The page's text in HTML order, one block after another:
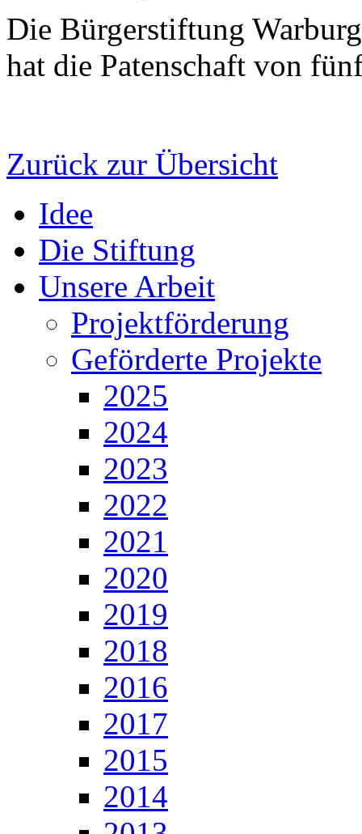
Die Bürgerstiftung
hat die Patenschaft von
Zurück zur Übersicht
Idee
Die Stiftung
Unsere Arbeit
Projektförderung
Geförderte Projekte
2025
2024
2023
2022
2021
2020
2019
2018
2016
2017
2015
2014